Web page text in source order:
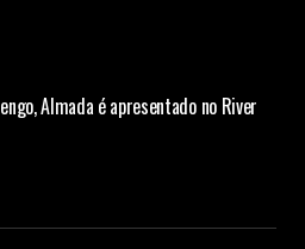
Almada é apresentado no River